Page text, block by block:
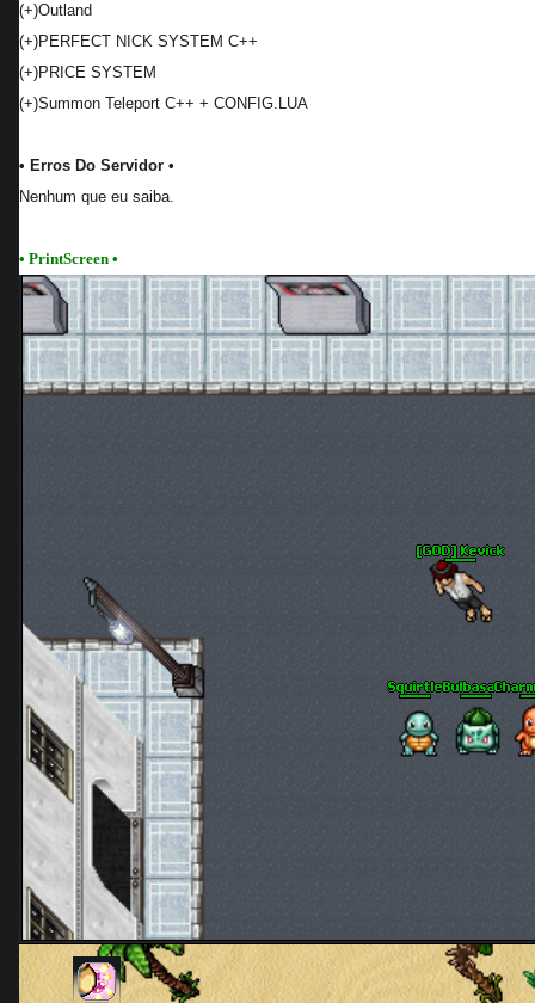
(+)Outland
(+)PERFECT NICK SYSTEM C++
(+)PRICE SYSTEM
(+)Summon Teleport C++ + CONFIG.LUA
• Erros Do Servidor •
Nenhum que eu saiba.
• PrintScreen •